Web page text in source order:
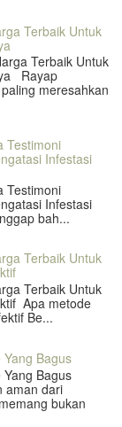
Terbaik Untuk
Terbaik Untuk
Rayap
meresahkan
Testimoni
Infestasi
Testimoni
Infestasi
bah...
Terbaik Untuk
Terbaik Untuk
Apa metode
Be...
Bagus
Bagus
aman dari
bukan